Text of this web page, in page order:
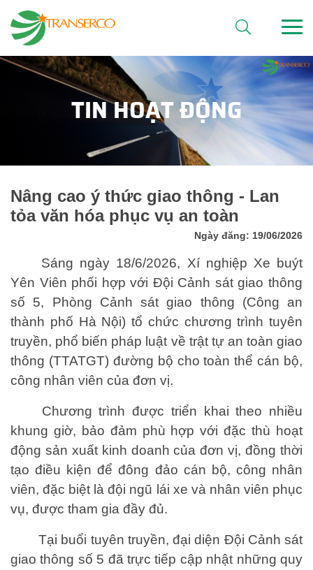
TIN HOẠT ĐỘNG
Nâng cao ý thức giao thông - Lan
tỏa văn hóa phục vụ an toàn
Ngày đăng: 19/06/2026
Sáng ngày 18/6/2026, Xí nghiệp Xe buýt
Yên Viên phối hợp với Đội Cảnh sát giao thông
số 5, Phòng Cảnh sát giao thông (Công an
thành phố Hà Nội) tổ chức chương trình tuyên
truyền, phổ biến pháp luật về trật tự an toàn giao
thông (TTATGT) đường bộ cho toàn thể cán bộ,
công nhân viên của đơn vị.
Chương trình được triển khai theo nhiều
khung giờ, bảo đảm phù hợp với đặc thù hoạt
động sản xuất kinh doanh của đơn vị, đồng thời
tạo điều kiện để đông đảo cán bộ, công nhân
viên, đặc biệt là đội ngũ lái xe và nhân viên phục
vụ, được tham gia đầy đủ.
Tại buổi tuyên truyền, đại diện Đội Cảnh sát
giao thông số 5 đã trực tiếp cập nhật những quy